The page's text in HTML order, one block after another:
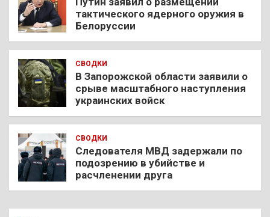
тактического ядерного оружия в
Белоруссии
СВОДКИ
В Запорожской области заявили о
срыве масштабного наступления
украинских войск
СВОДКИ
Следователя МВД задержали по
подозрению в убийстве и
расчленении друга